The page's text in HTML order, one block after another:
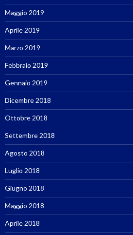
Maggio 2019
Aprile 2019
Marzo 2019
Febbraio 2019
Gennaio 2019
Dicembre 2018
Ottobre 2018
Settembre 2018
Agosto 2018
Luglio 2018
Giugno 2018
Maggio 2018
Aprile 2018